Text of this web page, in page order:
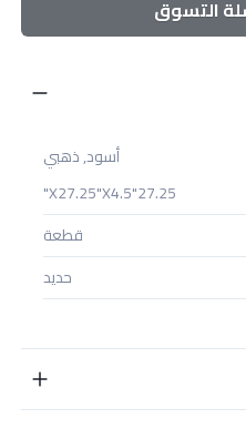
أسود, ذهبي
27.25"X27.25"X4.5"
قطعة
حديد